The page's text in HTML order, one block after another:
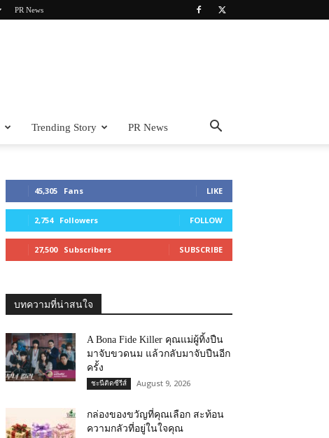
PR News
Trending Story PR News
45,305 Fans LIKE
2,754 Followers FOLLOW
27,500 Subscribers SUBSCRIBE
บทความที่น่าสนใจ
A Bona Fide Killer คุณแม่ผู้ทิ้งปืน
มาจับขวดนม แล้วกลับมาจับปืนอีก
ครั้ง
ชะนีติดซีรีส์ August 9, 2026
กล่องของขวัญที่คุณเลือก สะท้อน
ความกลัวที่อยู่ในใจคุณ